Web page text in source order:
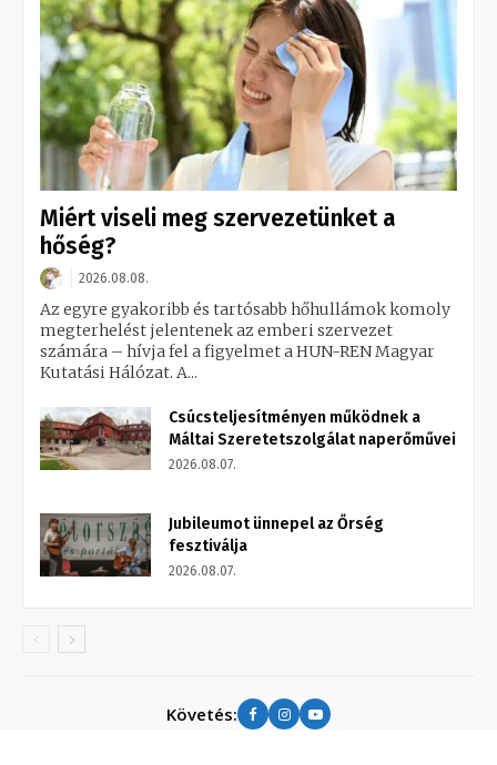
Miért viseli meg szervezetünket a
hőség?
2026.08.08.
Az egyre gyakoribb és tartósabb hőhullámok komoly
megterhelést jelentenek az emberi szervezet
számára – hívja fel a figyelmet a HUN-REN Magyar
Kutatási Hálózat. A...
Csúcsteljesítményen működnek a
Máltai Szeretetszolgálat naperőművei
2026.08.07.
Jubileumot ünnepel az Őrség
fesztiválja
2026.08.07.
Követés: